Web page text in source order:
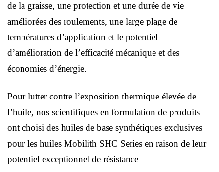
de la graisse, une protection et une durée de vie
améliorées des roulements, une large plage de
températures d’application et le potentiel
d’amélioration de l’efficacité mécanique et des
économies d’énergie.
Pour lutter contre l’exposition thermique élevée de
l’huile, nos scientifiques en formulation de produits
ont choisi des huiles de base synthétiques exclusives
pour les huiles Mobilith SHC Series en raison de leur
potentiel exceptionnel de résistance